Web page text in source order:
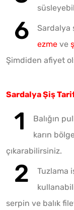
Sardalya
ezme ve
Şimdiden afiyet
Sardalya Şiş
Balığın
karın
çıkarabilirsiniz.
Tuzlama
serpin ve balık